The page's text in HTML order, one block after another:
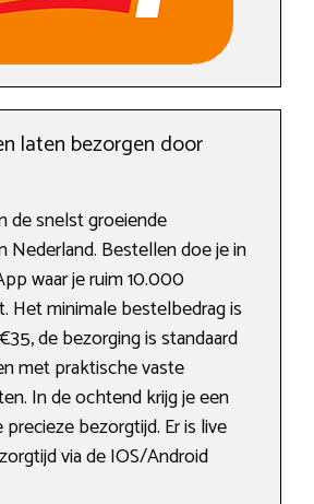
laten bezorgen door
de snelst groeiende
Nederland. Bestellen doe je in
waar je ruim 10.000
Het minimale bestelbedrag is
de bezorging is standaard
met praktische vaste
In de ochtend krijg je een
bezorgtijd. Er is live
via de IOS/Android